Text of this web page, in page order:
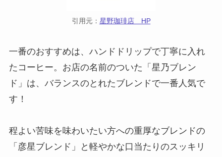
引用元： 星野珈琲店 HP
一番のおすすめは、ハンドドリップで丁寧に入れ
たコーヒー。お店の名前のついた「星乃ブレン
ド」は、バランスのとれたブレンドで一番人気で
す！
程よい苦味を味わいたい方への重厚なブレンドの
「彦星ブレンド」と軽やかな口当たりのスッキリ